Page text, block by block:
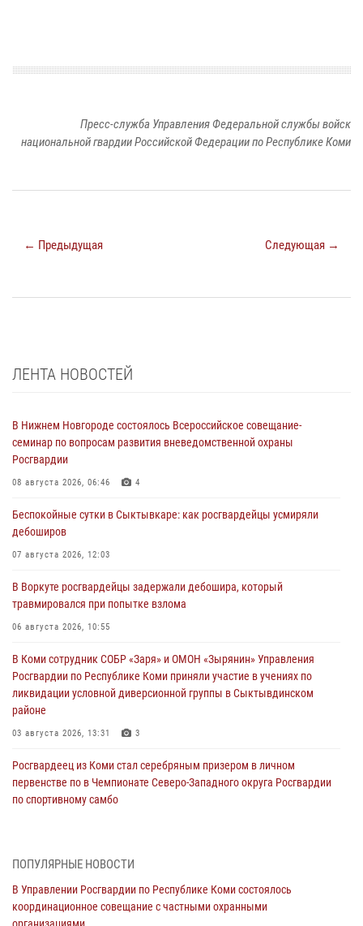
Пресс-служба Управления Федеральной службы войск
национальной гвардии Российской Федерации по Республике Коми
← Предыдущая Следующая →
ЛЕНТА НОВОСТЕЙ
В Нижнем Новгороде состоялось Всероссийское совещание-
семинар по вопросам развития вневедомственной охраны
Росгвардии
08 августа 2026, 06:46 4
Беспокойные сутки в Сыктывкаре: как росгвардейцы усмиряли
дебоширов
07 августа 2026, 12:03
В Воркуте росгвардейцы задержали дебошира, который
травмировался при попытке взлома
06 августа 2026, 10:55
В Коми сотрудник СОБР «Заря» и ОМОН «Зырянин» Управления
Росгвардии по Республике Коми приняли участие в учениях по
ликвидации условной диверсионной группы в Сыктывдинском
районе
03 августа 2026, 13:31 3
Росгвардеец из Коми стал серебряным призером в личном
первенстве по в Чемпионате Северо-Западного округа Росгвардии
по спортивному самбо
законодательстве в сфере оборота оружия и продолжают изымать
оружие за нарушения
02 августа 2026, 06:17
ПОПУЛЯРНЫЕ НОВОСТИ
В Управлении Росгвардии по Республике Коми состоялось
координационное совещание с частными охранными
организациями